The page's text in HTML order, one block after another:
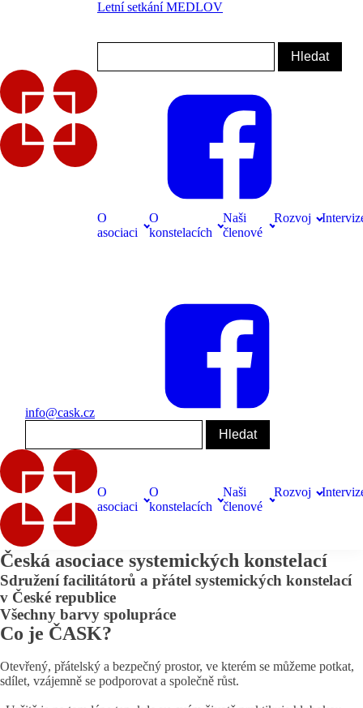
Letní setkání MEDLOV
O
asociaci
O
konstelacích
Naši
členové
Rozvoj
info@cask.cz
O
asociaci
O
konstelacích
Naši
členové
Rozvoj
Česká asociace systemických konstelací
Sdružení facilitátorů a přátel systemických konstelací
v České republice
Všechny barvy spolupráce
Co je ČASK?
Otevřený, přátelský a bezpečný prostor, ve kterém se můžeme potkat,
sdílet, vzájemně se podporovat a společně růst.